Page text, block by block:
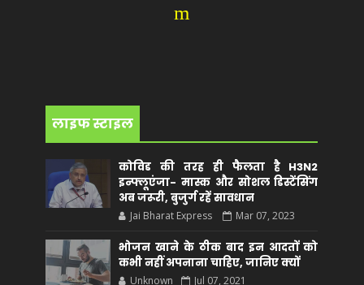
m
लाइफ स्टाइल
कोविड की तरह ही फैलता है H3N2
इन्फ्लूएंजा- मास्क और सोशल डिस्टेंसिंग
अब जरूरी, बुजुर्ग रहें सावधान
Jai Bharat Express Mar 07, 2023
भोजन खाने के ठीक बाद इन आदतों को
कभी नहीं अपनाना चाहिए, जानिए क्यों
Unknown Jul 07, 2021